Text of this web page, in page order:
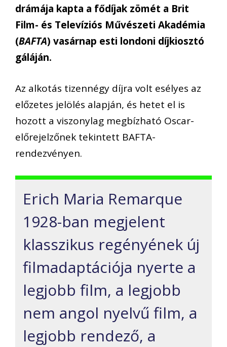
drámája kapta a fődíjak zömét a Brit
Film- és Televíziós Művészeti Akadémia
(BAFTA) vasárnap esti londoni díjkiosztó
gáláján.
Az alkotás tizennégy díjra volt esélyes az
előzetes jelölés alapján, és hetet el is
hozott a viszonylag megbízható Oscar-
előrejelzőnek tekintett BAFTA-
rendezvényen.
Erich Maria Remarque
1928-ban megjelent
klasszikus regényének új
filmadaptációja nyerte a
legjobb film, a legjobb
nem angol nyelvű film, a
legjobb rendező, a